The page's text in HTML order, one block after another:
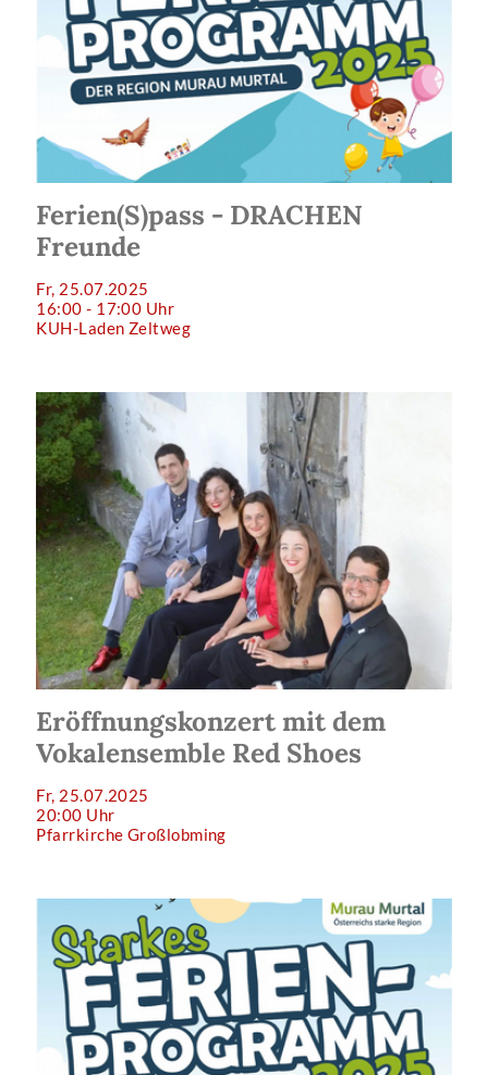
Ferien(S)pass - DRACHEN
Freunde
Fr, 25.07.2025
16:00 - 17:00 Uhr
KUH-Laden Zeltweg
Eröffnungskonzert mit dem
Vokalensemble Red Shoes
Fr, 25.07.2025
20:00 Uhr
Pfarrkirche Großlobming